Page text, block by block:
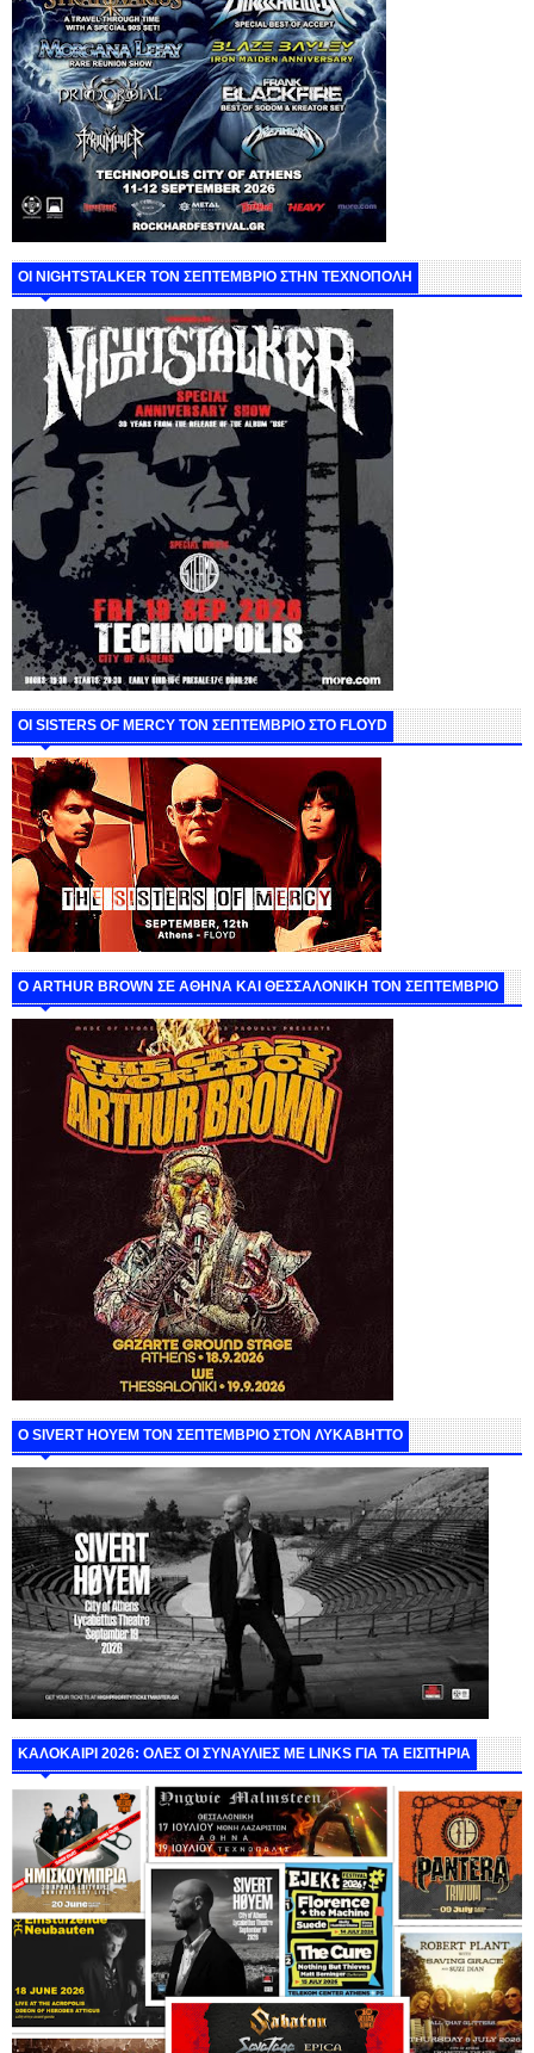
ΟΙ NIGHTSTALKER ΤΟΝ ΣΕΠΤΕΜΒΡΙΟ ΣΤΗΝ ΤΕΧΝΟΠΟΛΗ
ΟΙ SISTERS OF MERCY ΤΟΝ ΣΕΠΤΕΜΒΡΙΟ ΣΤΟ FLOYD
O ARTHUR BROWN ΣΕ ΑΘΗΝΑ ΚΑΙ ΘΕΣΣΑΛΟΝΙΚΗ ΤΟΝ ΣΕΠΤΕΜΒΡΙΟ
Ο SIVERT HOYEM ΤΟΝ ΣΕΠΤΕΜΒΡΙΟ ΣΤΟΝ ΛΥΚΑΒΗΤΤΟ
ΚΑΛΟΚΑΙΡΙ 2026: ΟΛΕΣ ΟΙ ΣΥΝΑΥΛΙΕΣ ΜΕ LINKS ΓΙΑ ΤΑ ΕΙΣΙΤΗΡΙΑ